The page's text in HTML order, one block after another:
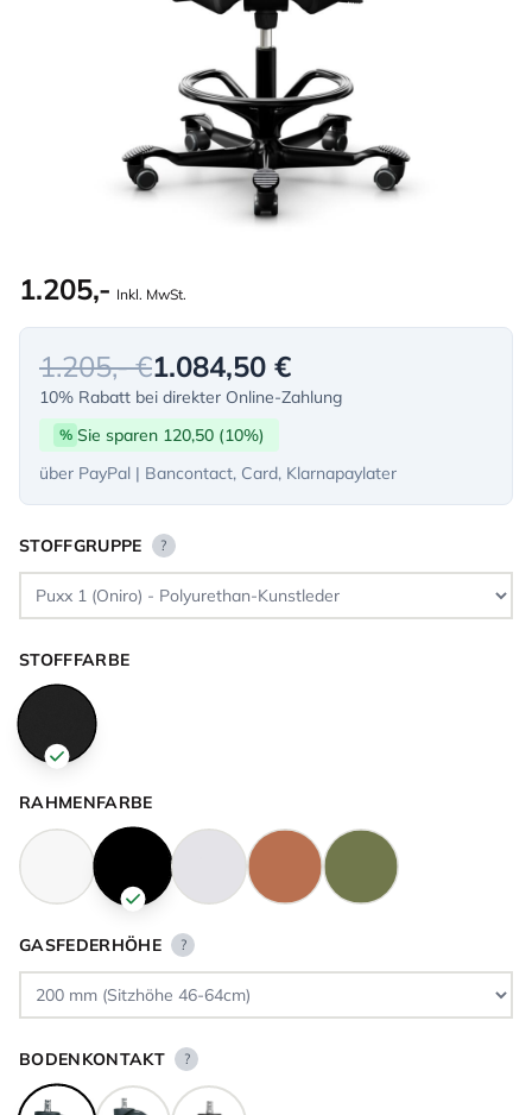
1.205,- Inkl. MwSt.
1.205,- €1.084,50 €
10% Rabatt bei direkter Online-Zahlung
% Sie sparen 120,50 (10%)
über PayPal | Bancontact, Card, Klarnapaylater
STOFFGRUPPE ?
STOFFFARBE
RAHMENFARBE
GASFEDERHÖHE ?
BODENKONTAKT ?